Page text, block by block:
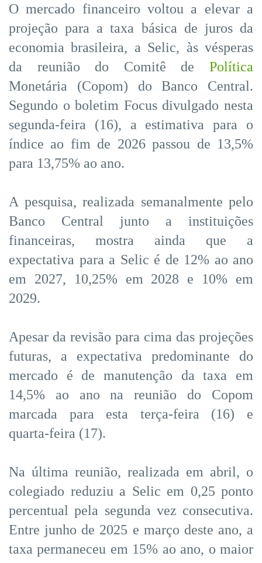
O mercado financeiro voltou a elevar a
projeção para a taxa básica de juros da
economia brasileira, a Selic, às vésperas
da reunião do Comitê de Política
Monetária (Copom) do Banco Central.
Segundo o boletim Focus divulgado nesta
segunda-feira (16), a estimativa para o
índice ao fim de 2026 passou de 13,5%
para 13,75% ao ano.
A pesquisa, realizada semanalmente pelo
Banco Central junto a instituições
financeiras, mostra ainda que a
expectativa para a Selic é de 12% ao ano
em 2027, 10,25% em 2028 e 10% em
2029.
Apesar da revisão para cima das projeções
futuras, a expectativa predominante do
mercado é de manutenção da taxa em
14,5% ao ano na reunião do Copom
marcada para esta terça-feira (16) e
quarta-feira (17).
Na última reunião, realizada em abril, o
colegiado reduziu a Selic em 0,25 ponto
percentual pela segunda vez consecutiva.
Entre junho de 2025 e março deste ano, a
taxa permaneceu em 15% ao ano, o maior